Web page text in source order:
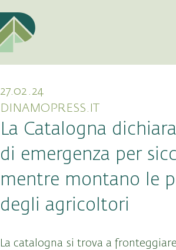
27.02.24
DINAMOPRESS.IT
La Catalogna
di emergenza per
mentre montano le
degli agricoltori
La catalogna si trova a